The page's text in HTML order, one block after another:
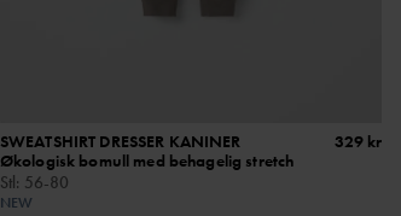
SWEATSHIRT DRESSER KANINER
Økologisk bomull med behagelig stretch
Stl: 56-80
NEW
329 kr